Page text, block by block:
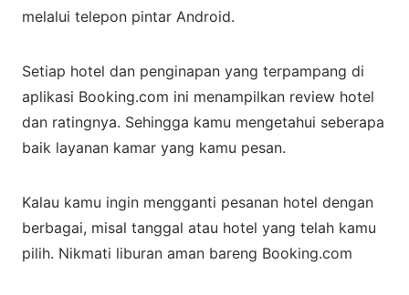
melalui telepon pintar Android.
Setiap hotel dan penginapan yang terpampang di
aplikasi Booking.com ini menampilkan review hotel
dan ratingnya. Sehingga kamu mengetahui seberapa
baik layanan kamar yang kamu pesan.
Kalau kamu ingin mengganti pesanan hotel dengan
berbagai, misal tanggal atau hotel yang telah kamu
pilih. Nikmati liburan aman bareng Booking.com